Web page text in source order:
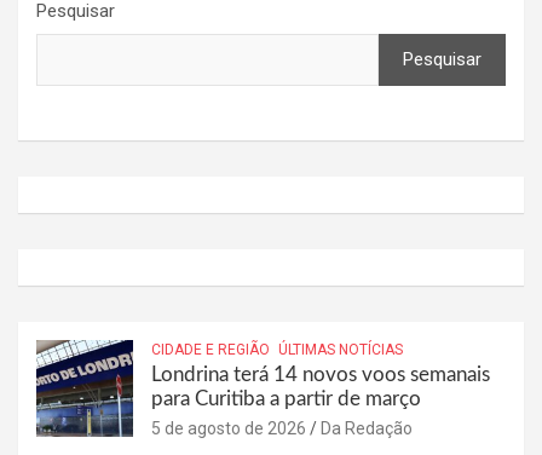
Pesquisar
Pesquisar
CIDADE E REGIÃO ÚLTIMAS NOTÍCIAS
Londrina terá 14 novos voos semanais
para Curitiba a partir de março
5 de agosto de 2026 Da Redação